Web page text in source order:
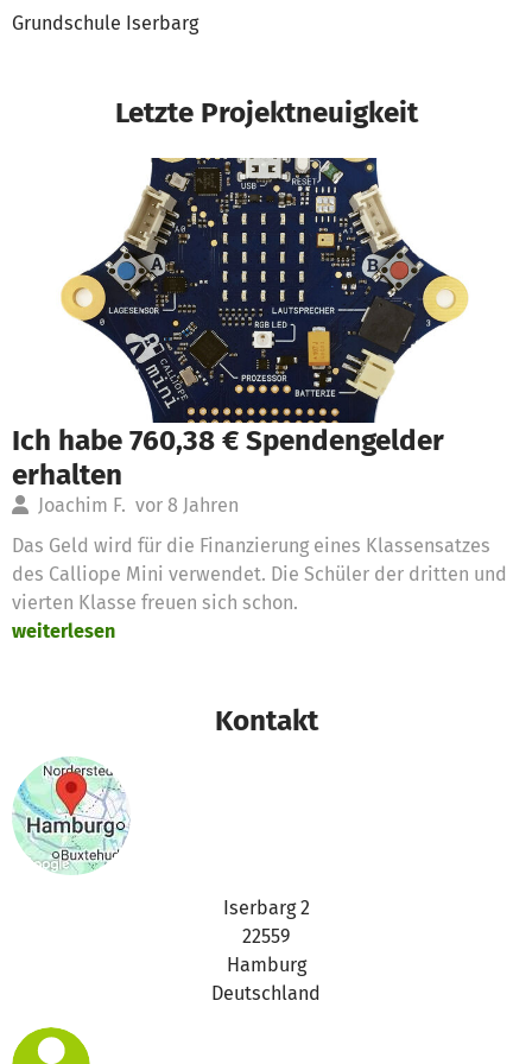
Grundschule Iserbarg
Letzte Projektneuigkeit
Ich habe 760,38 € Spendengelder
erhalten
Joachim F. vor 8 Jahren
Das Geld wird für die Finanzierung eines Klassensatzes
des Calliope Mini verwendet. Die Schüler der dritten und
vierten Klasse freuen sich schon.
weiterlesen
Kontakt
Iserbarg 2
22559
Hamburg
Deutschland